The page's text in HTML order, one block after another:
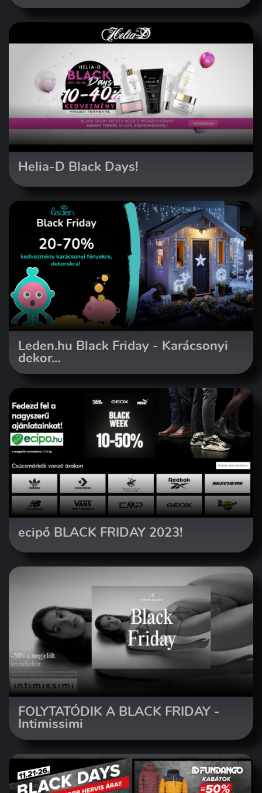
Helia-D Black Days!
Leden.hu Black Friday - Karácsonyi
dekor...
ecipő BLACK FRIDAY 2023!
FOLYTATÓDIK A BLACK FRIDAY -
Intimissimi